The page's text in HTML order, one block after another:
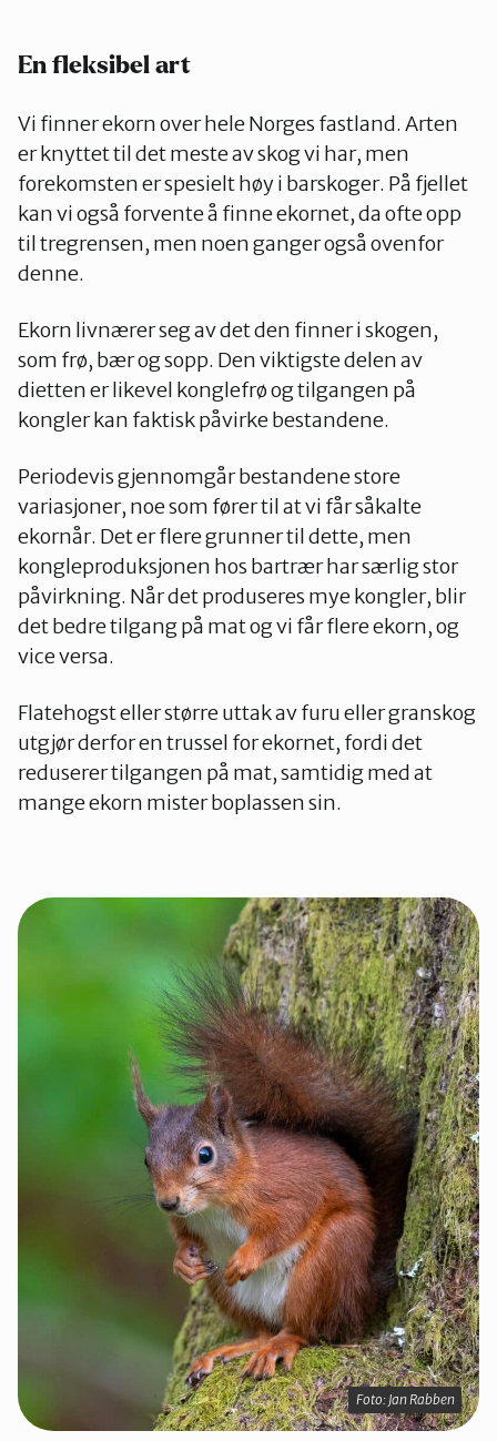
En fleksibel art
Vi finner ekorn over hele Norges fastland. Arten
er knyttet til det meste av skog vi har, men
forekomsten er spesielt høy i barskoger. På fjellet
kan vi også forvente å finne ekornet, da ofte opp
til tregrensen, men noen ganger også ovenfor
denne.
Ekorn livnærer seg av det den finner i skogen,
som frø, bær og sopp. Den viktigste delen av
dietten er likevel konglefrø og tilgangen på
kongler kan faktisk påvirke bestandene.
Periodevis gjennomgår bestandene store
variasjoner, noe som fører til at vi får såkalte
ekornår. Det er flere grunner til dette, men
kongleproduksjonen hos bartrær har særlig stor
påvirkning. Når det produseres mye kongler, blir
det bedre tilgang på mat og vi får flere ekorn, og
vice versa.
Flatehogst eller større uttak av furu eller granskog
utgjør derfor en trussel for ekornet, fordi det
reduserer tilgangen på mat, samtidig med at
mange ekorn mister boplassen sin.
Foto: Jan Rabben